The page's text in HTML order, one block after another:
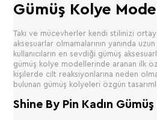
Gümüş Kolye
Takı ve mücevherler kendi stilinizi
aksesuarlar olmamalarının yanında
kullanıcıların en sevdiği gümüş
gümüş kolye modellerinde aranan ilk
kişilerde cilt reaksiyonlarına neden
bulunan gümüş kolyeleri özgün
Shine By Pin Kadın